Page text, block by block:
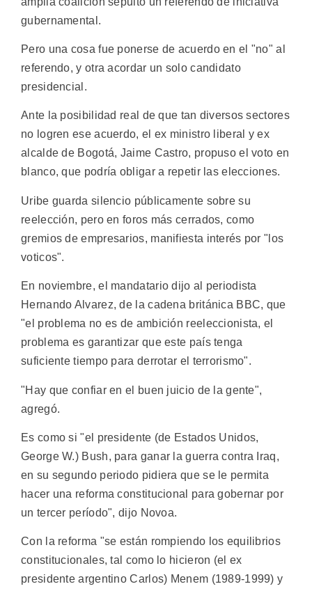
gubernamental.
Pero una cosa fue ponerse de acuerdo en el "no" al
referendo, y otra acordar un solo candidato
presidencial.
Ante la posibilidad real de que tan diversos sectores
no logren ese acuerdo, el ex ministro liberal y ex
alcalde de Bogotá, Jaime Castro, propuso el voto en
blanco, que podría obligar a repetir las elecciones.
Uribe guarda silencio públicamente sobre su
reelección, pero en foros más cerrados, como
gremios de empresarios, manifiesta interés por "los
voticos".
En noviembre, el mandatario dijo al periodista
Hernando Alvarez, de la cadena británica BBC, que
"el problema no es de ambición reeleccionista, el
problema es garantizar que este país tenga
suficiente tiempo para derrotar el terrorismo".
"Hay que confiar en el buen juicio de la gente",
agregó.
Es como si "el presidente (de Estados Unidos,
George W.) Bush, para ganar la guerra contra Iraq,
en su segundo periodo pidiera que se le permita
hacer una reforma constitucional para gobernar por
un tercer período", dijo Novoa.
Con la reforma "se están rompiendo los equilibrios
constitucionales, tal como lo hicieron (el ex
presidente argentino Carlos) Menem (1989-1999) y